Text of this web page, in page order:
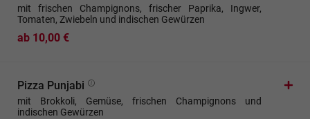
mit frischen Champignons, frischer Paprika, Ingwer,
Tomaten, Zwiebeln und indischen Gewürzen
ab 10,00 €
Pizza Punjabi
mit Brokkoli, Gemüse, frischen Champignons und
indischen Gewürzen